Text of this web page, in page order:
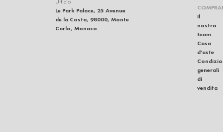
Ufficio
Le Park Palace, 25 Avenue
de la Costa, 98000, Monte
Carlo, Monaco
Il
nostro
team
Casa
d'aste
generali
di
vendita